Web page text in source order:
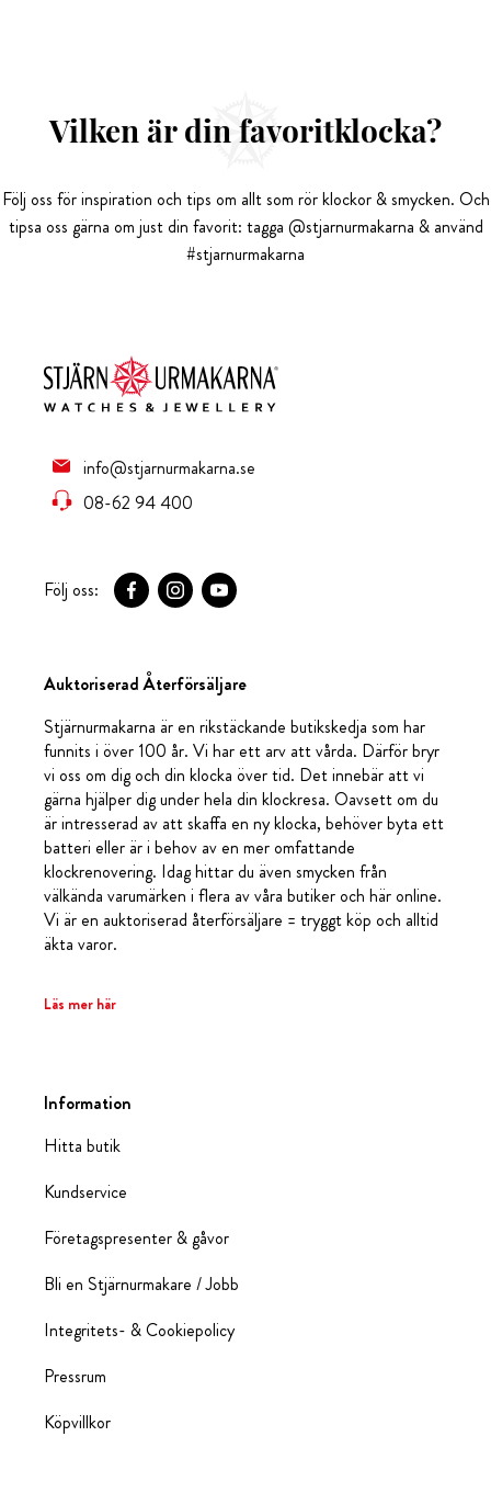
Vilken är din favoritklocka?
Följ oss för inspiration och tips om allt som rör klockor & smycken. Och
tipsa oss gärna om just din favorit: tagga @stjarnurmakarna & använd
#stjarnurmakarna
info@stjarnurmakarna.se
08-62 94 400
Följ oss:
Auktoriserad Återförsäljare
Stjärnurmakarna är en rikstäckande butikskedja som har
funnits i över 100 år. Vi har ett arv att vårda. Därför bryr
vi oss om dig och din klocka över tid. Det innebär att vi
gärna hjälper dig under hela din klockresa. Oavsett om du
är intresserad av att skaffa en ny klocka, behöver byta ett
batteri eller är i behov av en mer omfattande
klockrenovering. Idag hittar du även smycken från
välkända varumärken i flera av våra butiker och här online.
Vi är en auktoriserad återförsäljare = tryggt köp och alltid
äkta varor.
Läs mer här
Information
Hitta butik
Kundservice
Företagspresenter & gåvor
Bli en Stjärnurmakare / Jobb
Integritets- & Cookiepolicy
Pressrum
Köpvillkor